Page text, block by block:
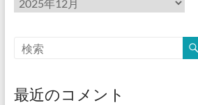
ー
イ
ブ
最近のコメント